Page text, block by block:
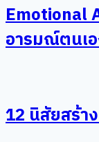
Emotional
อารมณ์ตนเ
12 นิสัยสร้า